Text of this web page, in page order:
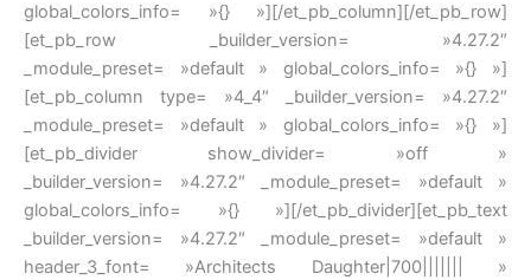
global_colors_info= »{} »][/et_pb_column][/et_pb_row]
[et_pb_row _builder_version= »4.27.2″
_module_preset= »default » global_colors_info= »{} »]
[et_pb_column type= »4_4″ _builder_version= »4.27.2″
_module_preset= »default » global_colors_info= »{} »]
[et_pb_divider show_divider= »off »
_builder_version= »4.27.2″ _module_preset= »default »
global_colors_info= »{} »][/et_pb_divider][et_pb_text
_builder_version= »4.27.2″ _module_preset= »default »
header_3_font= »Architects Daughter|700||||||| »